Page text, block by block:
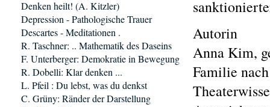
Autorin
Anna Kim,
Familie
Denken heilt! (A. Kitzler)
Depression - Pathologische Trauer
Descartes - Meditationen .
R. Taschner: .. Mathematik des Daseins
F. Unterberger: Demokratie in Bewegung
R. Dobelli: Klar denken ...
L. Pfeil : Du lebst, was du denkst
C. Grüny: Ränder der Darstellung